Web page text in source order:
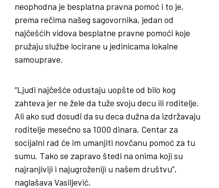
neophodna je besplatna pravna pomoć i to je,
prema rečima našeg sagovornika, jedan od
najčešćih vidova besplatne pravne pomoći koje
pružaju službe locirane u jedinicama lokalne
samouprave.
“Ljudi najčešće odustaju uopšte od bilo kog
zahteva jer ne žele da tuže svoju decu ili roditelje.
Ali ako sud dosudi da su deca dužna da izdržavaju
roditelje mesečno sa 1000 dinara, Centar za
socijalni rad će im umanjiti novčanu pomoć za tu
sumu. Tako se zapravo štedi na onima koji su
najranjiviji i najugroženiji u našem društvu”,
naglašava Vasiljević.